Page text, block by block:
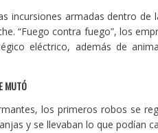
incursiones armadas dentro
“Fuego contra fuego”, los
eléctrico, además de
MUTÓ
los primeros robos se
y se llevaban lo que podían